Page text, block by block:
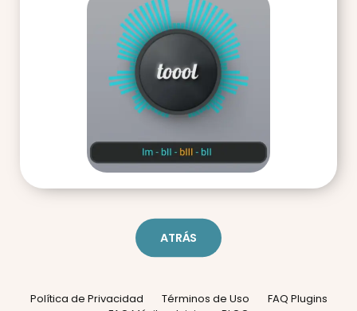
ATRÁS
Política de Privacidad Términos de Uso
FAQ Plugins